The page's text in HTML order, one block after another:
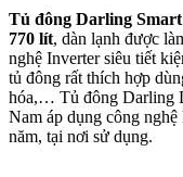
Tủ đông Darling
770 lít, dàn lạnh được
nghệ Inverter siêu tiết
tủ đông rất thích hợp
hóa,… Tủ đông Darling
Nam áp dụng công
năm, tại nơi sử dụng.